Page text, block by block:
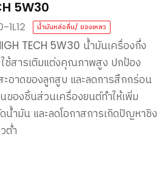
5W30
1L12 น้ำมันหล่อลื่น/ ของเหลว
TECH 5W30 น้ำมันเครื่องกึ่ง
ใช้สารเติมแต่งคุณภาพสูง ปกป้อง
อาดของลูกสูบ และลดการสึกกร่อน
ของชิ้นส่วนเครื่องยนต์ทำให้เพิ่ม
น้ำมัน และลดโอกาสการเกิดปัญหาชิง
ต่ำ